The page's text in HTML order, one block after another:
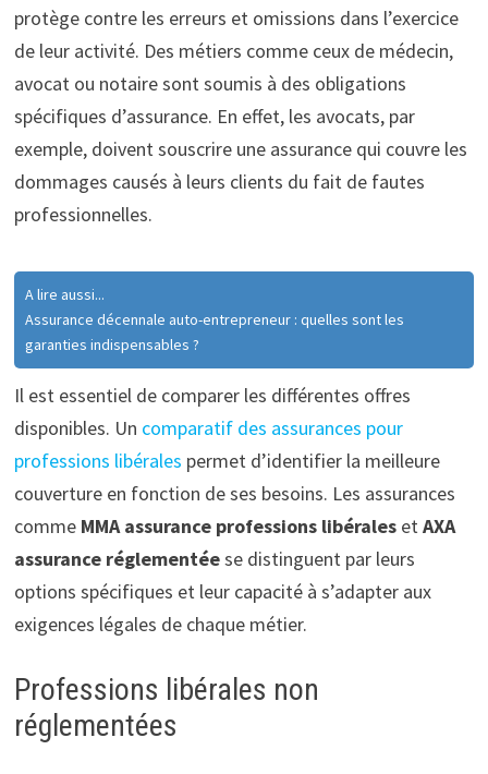
protège contre les erreurs et omissions dans l’exercice
de leur activité. Des métiers comme ceux de médecin,
avocat ou notaire sont soumis à des obligations
spécifiques d’assurance. En effet, les avocats, par
exemple, doivent souscrire une assurance qui couvre les
dommages causés à leurs clients du fait de fautes
professionnelles.
A lire aussi...
Assurance décennale auto-entrepreneur : quelles sont les
garanties indispensables ?
Il est essentiel de comparer les différentes offres
disponibles. Un comparatif des assurances pour
professions libérales permet d’identifier la meilleure
couverture en fonction de ses besoins. Les assurances
comme MMA assurance professions libéralesetAXA
assurance réglementéese distinguent par leurs
options spécifiques et leur capacité à s’adapter aux
exigences légales de chaque métier.
Professions libérales non
réglementées